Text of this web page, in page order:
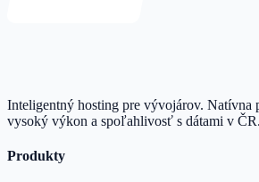
Inteligentný hosting pre vývojárov. Natívna
vysoký výkon a spoľahlivosť s dátami v ČR.
Produkty